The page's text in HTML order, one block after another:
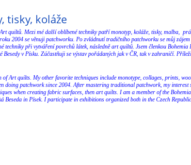
tisky, koláže
quiltů. Mezi mé další oblíbené techniky patří monotyp, koláže, tisky, malba,
2004 se věnuji patchworku. Po zvládnutí tradičního patchworku se můj
techniky při vytváření povrchů látek, následně art quiltů. Jsem členkou
v Písku. Zúčastňuji se výstav pořádaných jak v ČR, tak v zahraničí.
Art quilts. My other favorite techniques include monotype, collages, prints,
doing patchwork since 2004. After mastering traditional patchwork, my interest
when creating fabric surfaces, then art quilts. I am a member of the
Beseda in Písek. I participate in exhibitions organized both in the Czech